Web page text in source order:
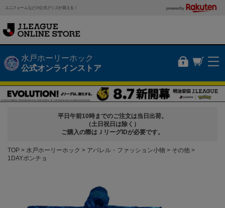
ユニフォームなどの公式グッズが買える！ powered by
水戸ホーリーホック
公式オンラインストア
平日午前10時までのご注文は当日出荷。
（土日祝日は除く）
ご購入の際はＪリーグIDが必要です。
TOP 水戸ホーリーホック アパレル・ファッション小物
その他
1DAYポンチョ